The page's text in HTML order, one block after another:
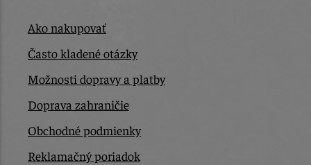
Ako nakupovať
Často kladené otázky
Možnosti dopravy a platby
Doprava zahraničie
Obchodné podmienky
Reklamačný poriadok